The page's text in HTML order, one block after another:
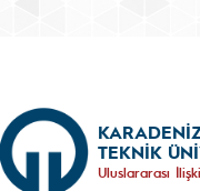
TEKNİK
Uluslararası